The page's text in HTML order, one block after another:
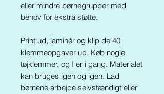
eller mindre børnegrupper med
behov for ekstra støtte.
Print ud, laminér og klip de 40
klemmeopgaver ud. Køb nogle
tøjklemmer, og I er i gang. Materialet
kan bruges igen og igen. Lad
børnene arbejde selvstændigt eller